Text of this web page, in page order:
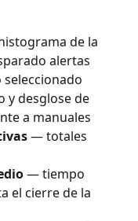
de la
alertas
y desglose de
a manuales
— totales
— tiempo
el cierre de la